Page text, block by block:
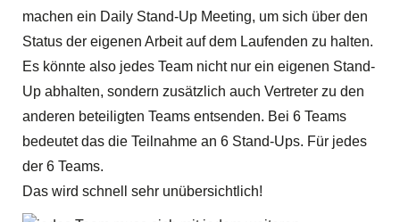
machen ein Daily Stand-Up Meeting, um sich über den
Status der eigenen Arbeit auf dem Laufenden zu halten.
Es könnte also jedes Team nicht nur ein eigenen Stand-
Up abhalten, sondern zusätzlich auch Vertreter zu den
anderen beteiligten Teams entsenden. Bei 6 Teams
bedeutet das die Teilnahme an 6 Stand-Ups. Für jedes
der 6 Teams.
Das wird schnell sehr unübersichtlich!